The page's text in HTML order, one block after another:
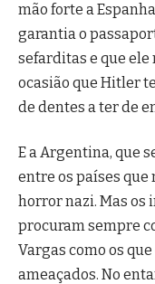
mão forte a
garantia o
sefarditas e que ele
ocasião que Hitler
de dentes a ter de
E a Argentina, que
entre os países
horror nazi. Mas os
procuram sempre
Vargas como os
ameaçados. No